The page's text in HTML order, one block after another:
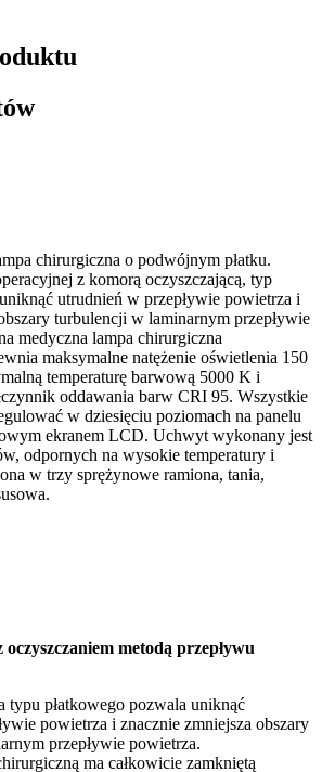
chirurgiczna o podwójnym płatku.
z komorą oczyszczającą, typ
utrudnień w przepływie powietrza i
turbulencji w laminarnym przepływie
medyczna lampa chirurgiczna
maksymalne natężenie oświetlenia 150
temperaturę barwową 5000 K i
oddawania barw CRI 95. Wszystkie
w dziesięciu poziomach na panelu
ekranem LCD. Uchwyt wykonany jest
odpornych na wysokie temperatury i
w trzy sprężynowe ramiona, tania,
metodą przepływu
typu płatkowego pozwala uniknąć
powietrza i znacznie zmniejsza obszary
przepływie powietrza.
ma całkowicie zamkniętą